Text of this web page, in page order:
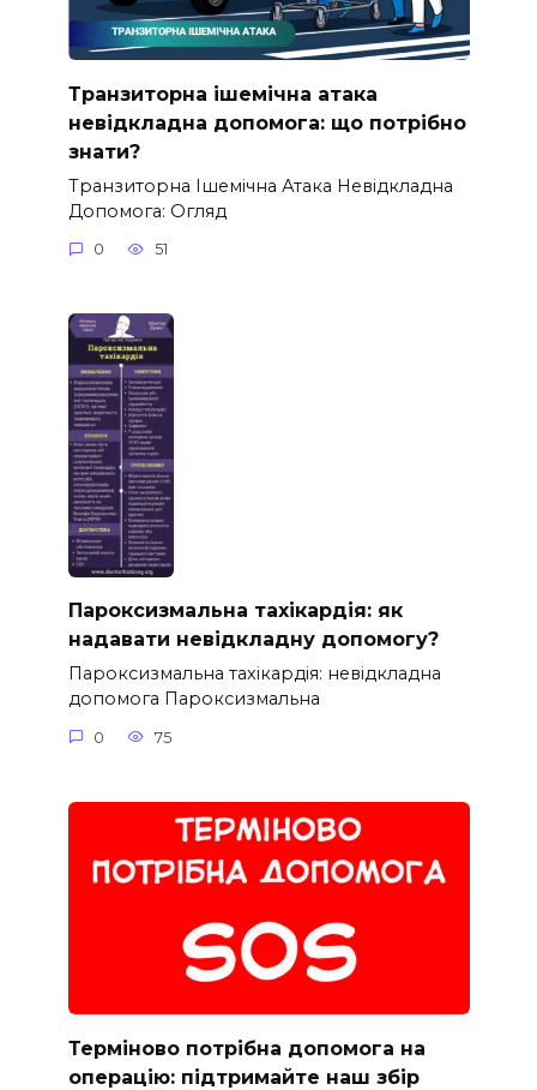
Транзиторна ішемічна атака
невідкладна допомога: що потрібно
знати?
Транзиторна Ішемічна Атака Невідкладна
Допомога: Огляд
0 51
Пароксизмальна тахікардія: як
надавати невідкладну допомогу?
Пароксизмальна тахікардія: невідкладна
допомога Пароксизмальна
0 75
Терміново потрібна допомога на
операцію: підтримайте наш збір